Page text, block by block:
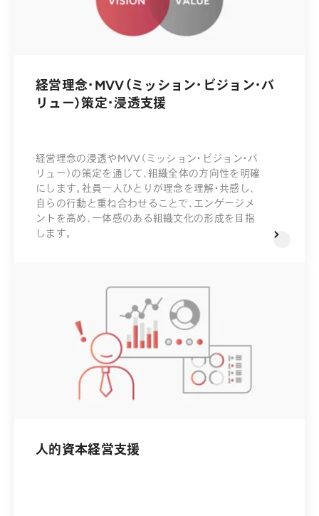
経営理念・MVV（ミッション・ビジョン・バ
リュー）策定・浸透支援
経営理念の浸透やMVV（ミッション・ビジョン・バ
リュー）の策定を通じて、組織全体の方向性を明確
にします。社員一人ひとりが理念を理解・共感し、
自らの行動と重ね合わせることで、エンゲージメ
ントを高め、一体感のある組織文化の形成を目指
します。
人的資本経営支援